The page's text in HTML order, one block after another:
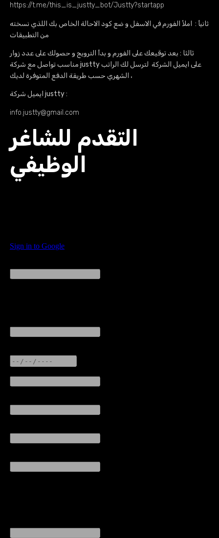
https://t.me/this_is_justty_bot/Justty?startapp
ثانيأ : املأ الفورم في الاسفل و ضع كود الاحالة الخاص بك اللذي نسخته
من التطبيقات
ثالثا : بعد توقيعك على الفورم و بدأ الترويج و حصولك على عدد زوار
مناسب تواصل مع شركة justty على ايميل الشركة لترسل لك الراتب
الشهري حسب طريقة الدفع المتوفرة لديك ،
ايميل شركة justty :
info.justty@gmail.com
التقدم للشاغر
الوظيفي